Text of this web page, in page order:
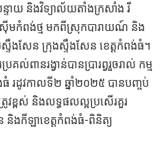
ាយ និងវិទ្យាល័យតាំងក្រសាំង រី
មកំពង់ថ្ម មកពីស្រុកបារាយណ៍ និង
ស្ទឹងសែន ក្រុងស្ទឹងសែន ខេត្តកំពង់ធំ។
ពានរង្វាន់បានប្រារព្វរួចរាល់ កម្ម
រដូវកាលទី២ ឆ្នាំ២០២៥ បានបញ្ចប់
ខ្ពស់ និងលទ្ធផលល្អប្រសើរគួរ
និងកីឡាខេត្តកំពង់ធំ-ពិនិត្យ